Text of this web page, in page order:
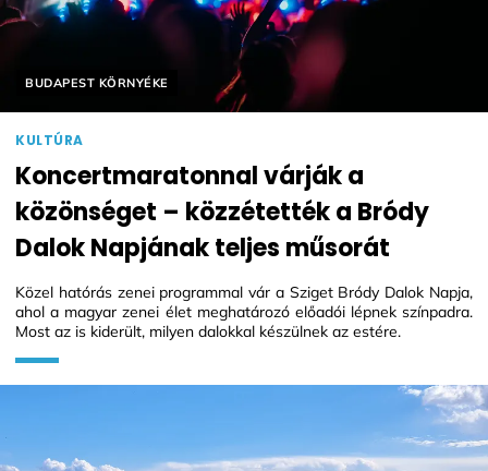
Helyszín címkék:
BUDAPEST KÖRNYÉKE
KULTÚRA
Koncertmaratonnal várják a
közönséget – közzétették a Bródy
Dalok Napjának teljes műsorát
Közel hatórás zenei programmal vár a Sziget Bródy Dalok Napja,
ahol a magyar zenei élet meghatározó előadói lépnek színpadra.
Most az is kiderült, milyen dalokkal készülnek az estére.